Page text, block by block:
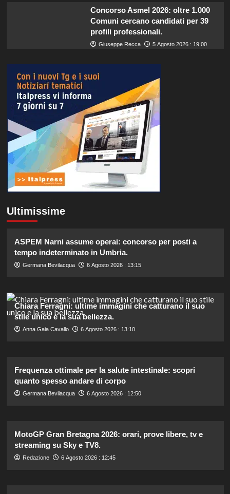
Concorso Asmel 2026: oltre 1.000
Comuni cercano candidati per 39
profili professionali.
Giuseppe Recca 5 Agosto 2026 : 19:00
Ultimissime
ASPEM Narni assume operai: concorso per posti a
tempo indeterminato in Umbria.
Germana Bevilacqua 6 Agosto 2026 : 13:15
Chiara Ferragni: ultime immagini che catturano il suo
stile unico e la sua bellezza.
Anna Gaia Cavallo 6 Agosto 2026 : 13:10
Frequenza ottimale per la salute intestinale: scopri
quanto spesso andare di corpo
Germana Bevilacqua 6 Agosto 2026 : 12:50
MotoGP Gran Bretagna 2026: orari, prove libere, tv e
streaming su Sky e TV8.
Redazione 6 Agosto 2026 : 12:45